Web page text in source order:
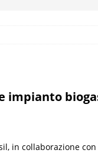
impianto
in collaborazione con